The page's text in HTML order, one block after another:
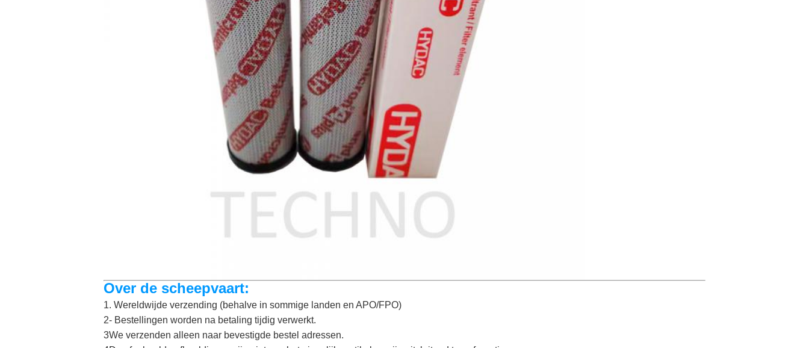
Over de scheepvaart:
1. Wereldwijde verzending (behalve in sommige landen en APO/FPO)
2- Bestellingen worden na betaling tijdig verwerkt.
3We verzenden alleen naar bevestigde bestel adressen.